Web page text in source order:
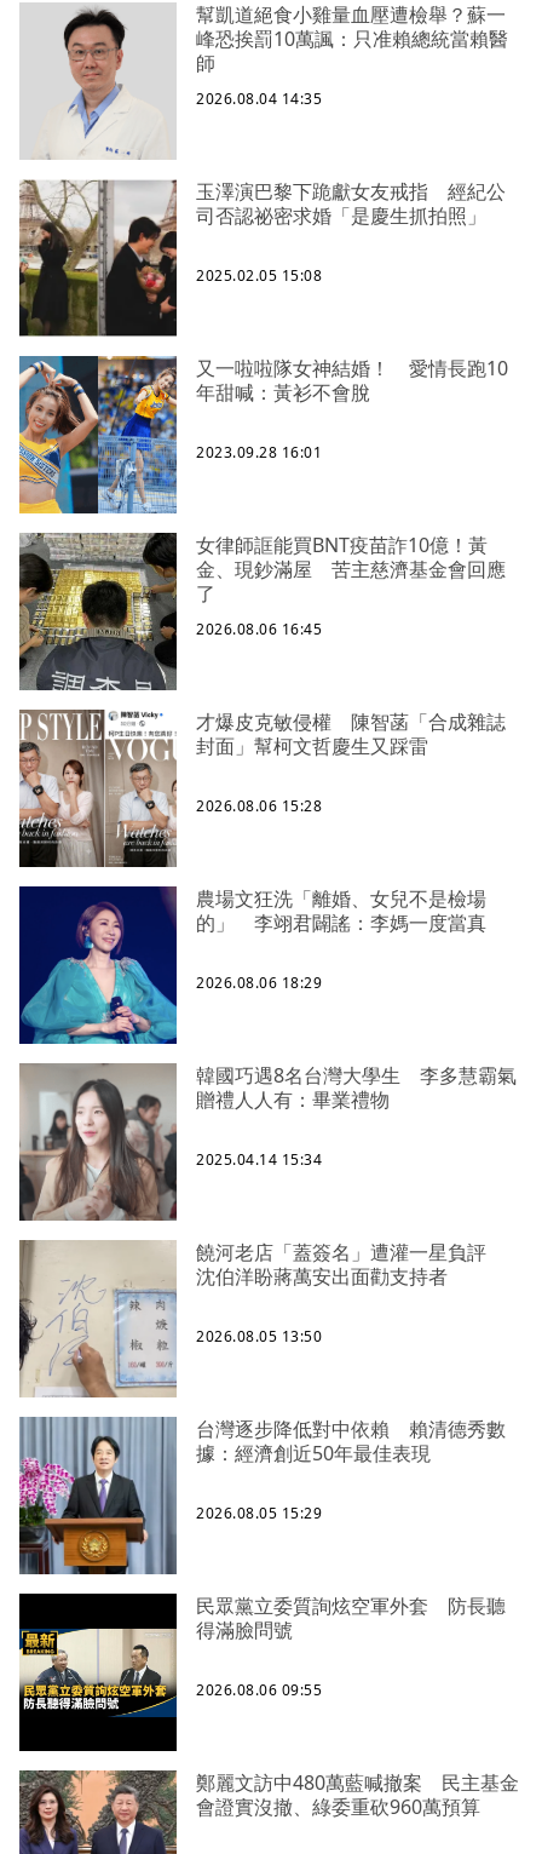
幫凱道絕食小雞量血壓遭檢舉？蘇一
峰恐挨罰10萬諷：只准賴總統當賴醫
師
2026.08.04 14:35
玉澤演巴黎下跪獻女友戒指 經紀公
司否認祕密求婚「是慶生抓拍照」
2025.02.05 15:08
又一啦啦隊女神結婚！ 愛情長跑10
年甜喊：黃衫不會脫
2023.09.28 16:01
女律師誆能買BNT疫苗詐10億！黃
金、現鈔滿屋 苦主慈濟基金會回應
了
2026.08.06 16:45
才爆皮克敏侵權 陳智菡「合成雜誌
封面」幫柯文哲慶生又踩雷
2026.08.06 15:28
農場文狂洗「離婚、女兒不是檢場
的」 李翊君闢謠：李媽一度當真
2026.08.06 18:29
韓國巧遇8名台灣大學生 李多慧霸氣
贈禮人人有：畢業禮物
2025.04.14 15:34
饒河老店「蓋簽名」遭灌一星負評
沈伯洋盼蔣萬安出面勸支持者
2026.08.05 13:50
台灣逐步降低對中依賴 賴清德秀數
據：經濟創近50年最佳表現
2026.08.05 15:29
民眾黨立委質詢炫空軍外套 防長聽
得滿臉問號
2026.08.06 09:55
鄭麗文訪中480萬藍喊撤案 民主基金
會證實沒撤、綠委重砍960萬預算